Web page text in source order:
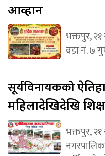
आव्हान
भक्तपुर,
वडा नं. ७
सूर्यविनायकको
महिलादेखिदेखि
भक्तपुर,